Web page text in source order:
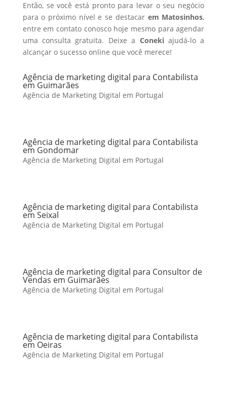
Então, se você está pronto para levar o seu negócio
para o próximo nível e se destacar em Matosinhos,
entre em contato conosco hoje mesmo para agendar
uma consulta gratuita. Deixe a Conekiajudá-lo a
alcançar o sucesso online que você merece!
Agência de marketing digital para Contabilista
em Guimarães
Agência de Marketing Digital em Portugal
Agência de marketing digital para Contabilista
em Gondomar
Agência de Marketing Digital em Portugal
Agência de marketing digital para Contabilista
em Seixal
Agência de Marketing Digital em Portugal
Agência de marketing digital para Consultor de
Vendas em Guimarães
Agência de Marketing Digital em Portugal
Agência de marketing digital para Contabilista
em Oeiras
Agência de Marketing Digital em Portugal